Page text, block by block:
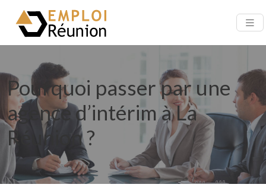
Pourquoi passer par une
agence d’intérim à La
Réunion ?